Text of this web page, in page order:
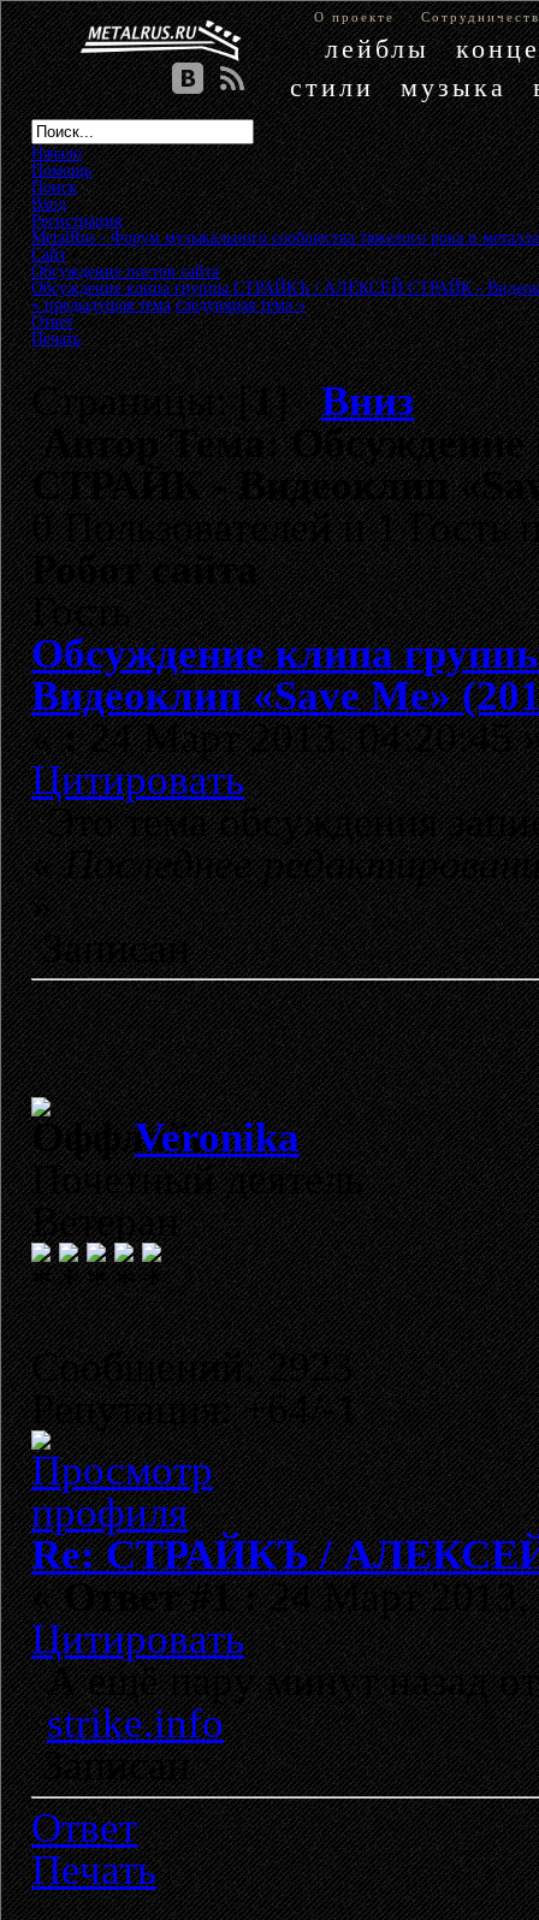
О проекте
лейблы
стили
музыка
Начало
Помощь
Поиск
Вход
Регистрация
MetalRus - Форум музыкального сообщества тяжелого рока и металла
Сайт»
Обсуждение постов сайта»
Обсуждение клипа группы СТРАЙКЪ / АЛЕКСЕЙ СТРАЙК -
« предыдущая тема следующая тема »
Ответ
Печать
Страницы: [1]Вниз
АвторТема:
СТРАЙК - Видеоклип
0 Пользователей и 1 Гость
Робот сайта
Гость
Обсуждение клипа
Видеоклип «Save Me»
«:24 Март 2013, 04:20:45
Цитировать
Это тема обсуждения
«Последнее
»
Записан
Veronika
Почетный деятель
Ветеран
Сообщений: 2923
Репутация: +64/-1
Re: СТРАЙКЪ /
«Ответ #1 :24 Март 2013,
Цитировать
А ещё пару минут назад
strike.info
Записан
Ответ
Печать